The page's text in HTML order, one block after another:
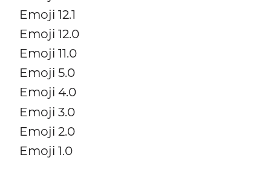
Emoji 12.1
Emoji 12.0
Emoji 11.0
Emoji 5.0
Emoji 4.0
Emoji 3.0
Emoji 2.0
Emoji 1.0